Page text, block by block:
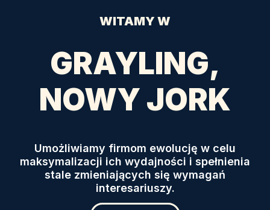
WITAMY W
GRAYLING,
NOWY JORK
Umożliwiamy firmom ewolucję w celu
maksymalizacji ich wydajności i spełnienia
stale zmieniających się wymagań
interesariuszy.